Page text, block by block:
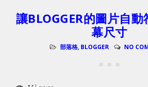
讓BLOGGER的圖片自
幕尺寸
部落格, BLOGGER NO